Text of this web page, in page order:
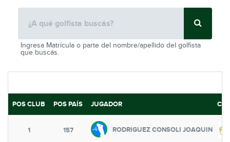
Ingresa Matrícula o parte del nombre/apellido del golfista
que buscás.
POS CLUB POS PAÍS JUGADOR
1 157 RODRIGUEZ CONSOLI JOAQUIN